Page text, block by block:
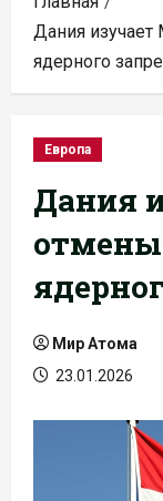
Дания
ядерного
Европа
Дания
отмены
Мир Атома
23.01.2026